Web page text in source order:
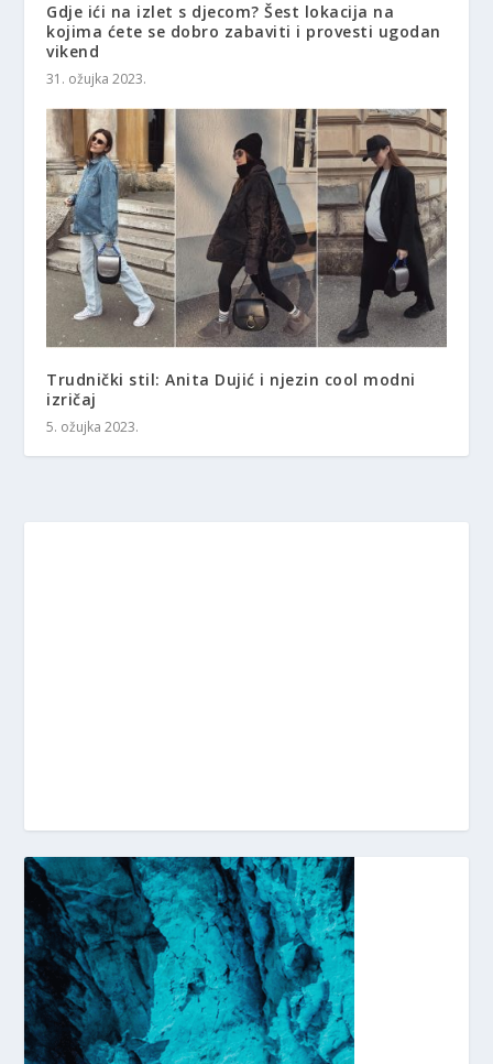
Gdje ići na izlet s djecom? Šest lokacija na
kojima ćete se dobro zabaviti i provesti ugodan
vikend
31. ožujka 2023.
Trudnički stil: Anita Dujić i njezin cool modni
izričaj
5. ožujka 2023.